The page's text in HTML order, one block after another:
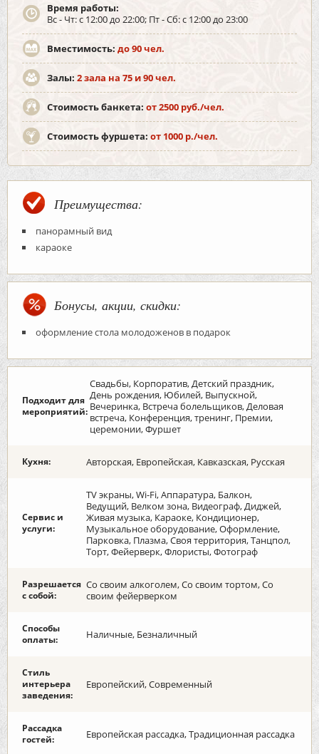
Время работы:
Вс - Чт: с 12:00 до 22:00; Пт - Сб: с 12:00 до 23:00
Вместимость: до 90 чел.
Залы: 2 зала на 75 и 90 чел.
Стоимость банкета: от 2500 руб./чел.
Стоимость фуршета: от 1000 р./чел.
Преимущества:
панорамный вид
караоке
Бонусы, акции, скидки:
оформление стола молодоженов в подарок
Подходит для
мероприятий:
Свадьбы, Корпоратив, Детский праздник,
День рождения, Юбилей, Выпускной,
Вечеринка, Встреча болельщиков, Деловая
встреча, Конференция, тренинг, Премии,
церемонии, Фуршет
Кухня: Авторская, Европейская, Кавказская, Русская
Сервис и
услуги:
TV экраны, Wi-Fi, Аппаратура, Балкон,
Ведущий, Велком зона, Видеограф, Диджей,
Живая музыка, Караоке, Кондиционер,
Музыкальное оборудование, Оформление,
Парковка, Плазма, Своя территория, Танцпол,
Торт, Фейерверк, Флористы, Фотограф
Разрешается
с собой:
Со своим алкоголем, Со своим тортом, Со
своим фейерверком
Способы
оплаты:
Наличные, Безналичный
Стиль
интерьера
заведения:
Европейский, Современный
Рассадка
гостей:
Европейская рассадка, Традиционная рассадка